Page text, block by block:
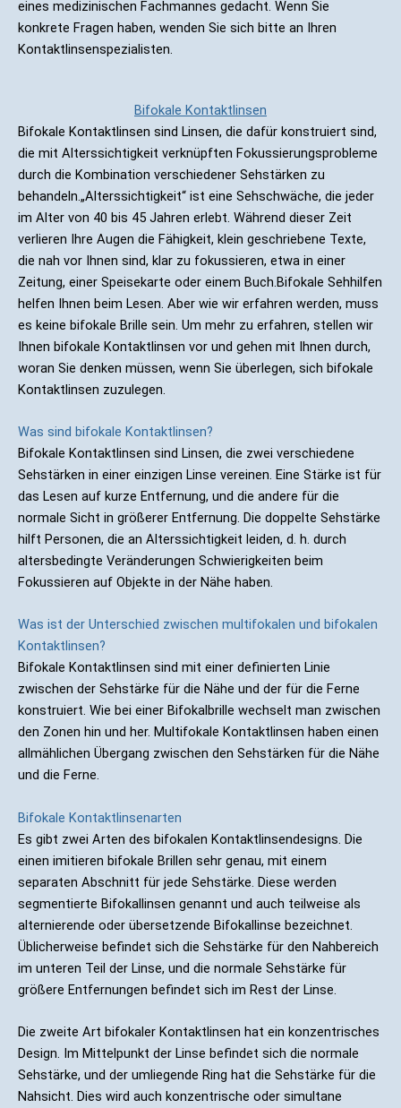
eines medizinischen Fachmannes gedacht. Wenn Sie
konkrete Fragen haben, wenden Sie sich bitte an Ihren
Kontaktlinsenspezialisten.
Bifokale Kontaktlinsen
Bifokale Kontaktlinsen sind Linsen, die dafür konstruiert sind,
die mit Alterssichtigkeit verknüpften Fokussierungsprobleme
durch die Kombination verschiedener Sehstärken zu
behandeln.„Alterssichtigkeit“ ist eine Sehschwäche, die jeder
im Alter von 40 bis 45 Jahren erlebt. Während dieser Zeit
verlieren Ihre Augen die Fähigkeit, klein geschriebene Texte,
die nah vor Ihnen sind, klar zu fokussieren, etwa in einer
Zeitung, einer Speisekarte oder einem Buch.Bifokale Sehhilfen
helfen Ihnen beim Lesen. Aber wie wir erfahren werden, muss
es keine bifokale Brille sein. Um mehr zu erfahren, stellen wir
Ihnen bifokale Kontaktlinsen vor und gehen mit Ihnen durch,
woran Sie denken müssen, wenn Sie überlegen, sich bifokale
Kontaktlinsen zuzulegen.
Was sind bifokale Kontaktlinsen?
Bifokale Kontaktlinsen sind Linsen, die zwei verschiedene
Sehstärken in einer einzigen Linse vereinen. Eine Stärke ist für
das Lesen auf kurze Entfernung, und die andere für die
normale Sicht in größerer Entfernung. Die doppelte Sehstärke
hilft Personen, die an Alterssichtigkeit leiden, d. h. durch
altersbedingte Veränderungen Schwierigkeiten beim
Fokussieren auf Objekte in der Nähe haben.
Was ist der Unterschied zwischen multifokalen und bifokalen
Kontaktlinsen?
Bifokale Kontaktlinsen sind mit einer definierten Linie
zwischen der Sehstärke für die Nähe und der für die Ferne
konstruiert. Wie bei einer Bifokalbrille wechselt man zwischen
den Zonen hin und her. Multifokale Kontaktlinsen haben einen
allmählichen Übergang zwischen den Sehstärken für die Nähe
und die Ferne.
Bifokale Kontaktlinsenarten
Es gibt zwei Arten des bifokalen Kontaktlinsendesigns. Die
einen imitieren bifokale Brillen sehr genau, mit einem
separaten Abschnitt für jede Sehstärke. Diese werden
segmentierte Bifokallinsen genannt und auch teilweise als
alternierende oder übersetzende Bifokallinse bezeichnet.
Üblicherweise befindet sich die Sehstärke für den Nahbereich
im unteren Teil der Linse, und die normale Sehstärke für
größere Entfernungen befindet sich im Rest der Linse.
Die zweite Art bifokaler Kontaktlinsen hat ein konzentrisches
Design. Im Mittelpunkt der Linse befindet sich die normale
Sehstärke, und der umliegende Ring hat die Sehstärke für die
Nahsicht. Dies wird auch konzentrische oder simultane